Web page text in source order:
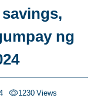
ng
1230 Views